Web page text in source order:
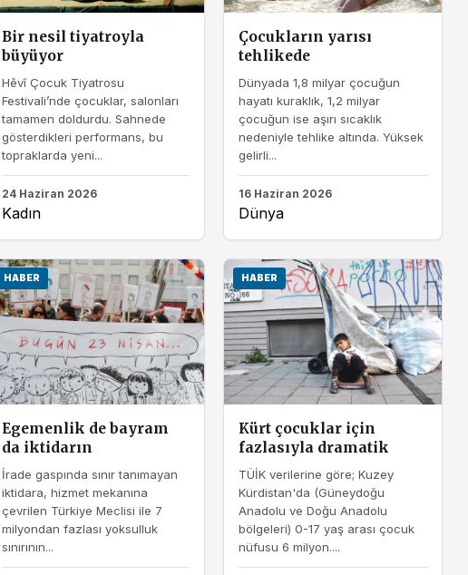
Bir nesil tiyatroyla
büyüyor
Hêvî Çocuk Tiyatrosu
Festivali’nde çocuklar, salonları
tamamen doldurdu. Sahnede
gösterdikleri performans, bu
topraklarda yeni...
24 Haziran 2026
Kadın
Çocukların yarısı
tehlikede
Dünyada 1,8 milyar çocuğun
hayatı kuraklık, 1,2 milyar
çocuğun ise aşırı sıcaklık
nedeniyle tehlike altında. Yüksek
gelirli...
16 Haziran 2026
Dünya
HABER
Egemenlik de bayram
da iktidarın
İrade gaspında sınır tanımayan
iktidara, hizmet mekanına
çevrilen Türkiye Meclisi ile 7
milyondan fazlası yoksulluk
sınırının...
HABER
Kürt çocuklar için
fazlasıyla dramatik
TÜİK verilerine göre; Kuzey
Kürdistan'da (Güneydoğu
Anadolu ve Doğu Anadolu
bölgeleri) 0-17 yaş arası çocuk
nüfusu 6 milyon....